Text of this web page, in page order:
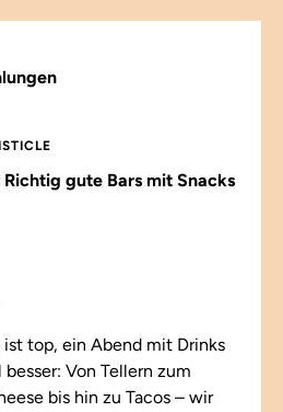
Richtig gute Bars mit Snacks
top, ein Abend mit Drinks
Von Tellern zum
bis hin zu Tacos – wir